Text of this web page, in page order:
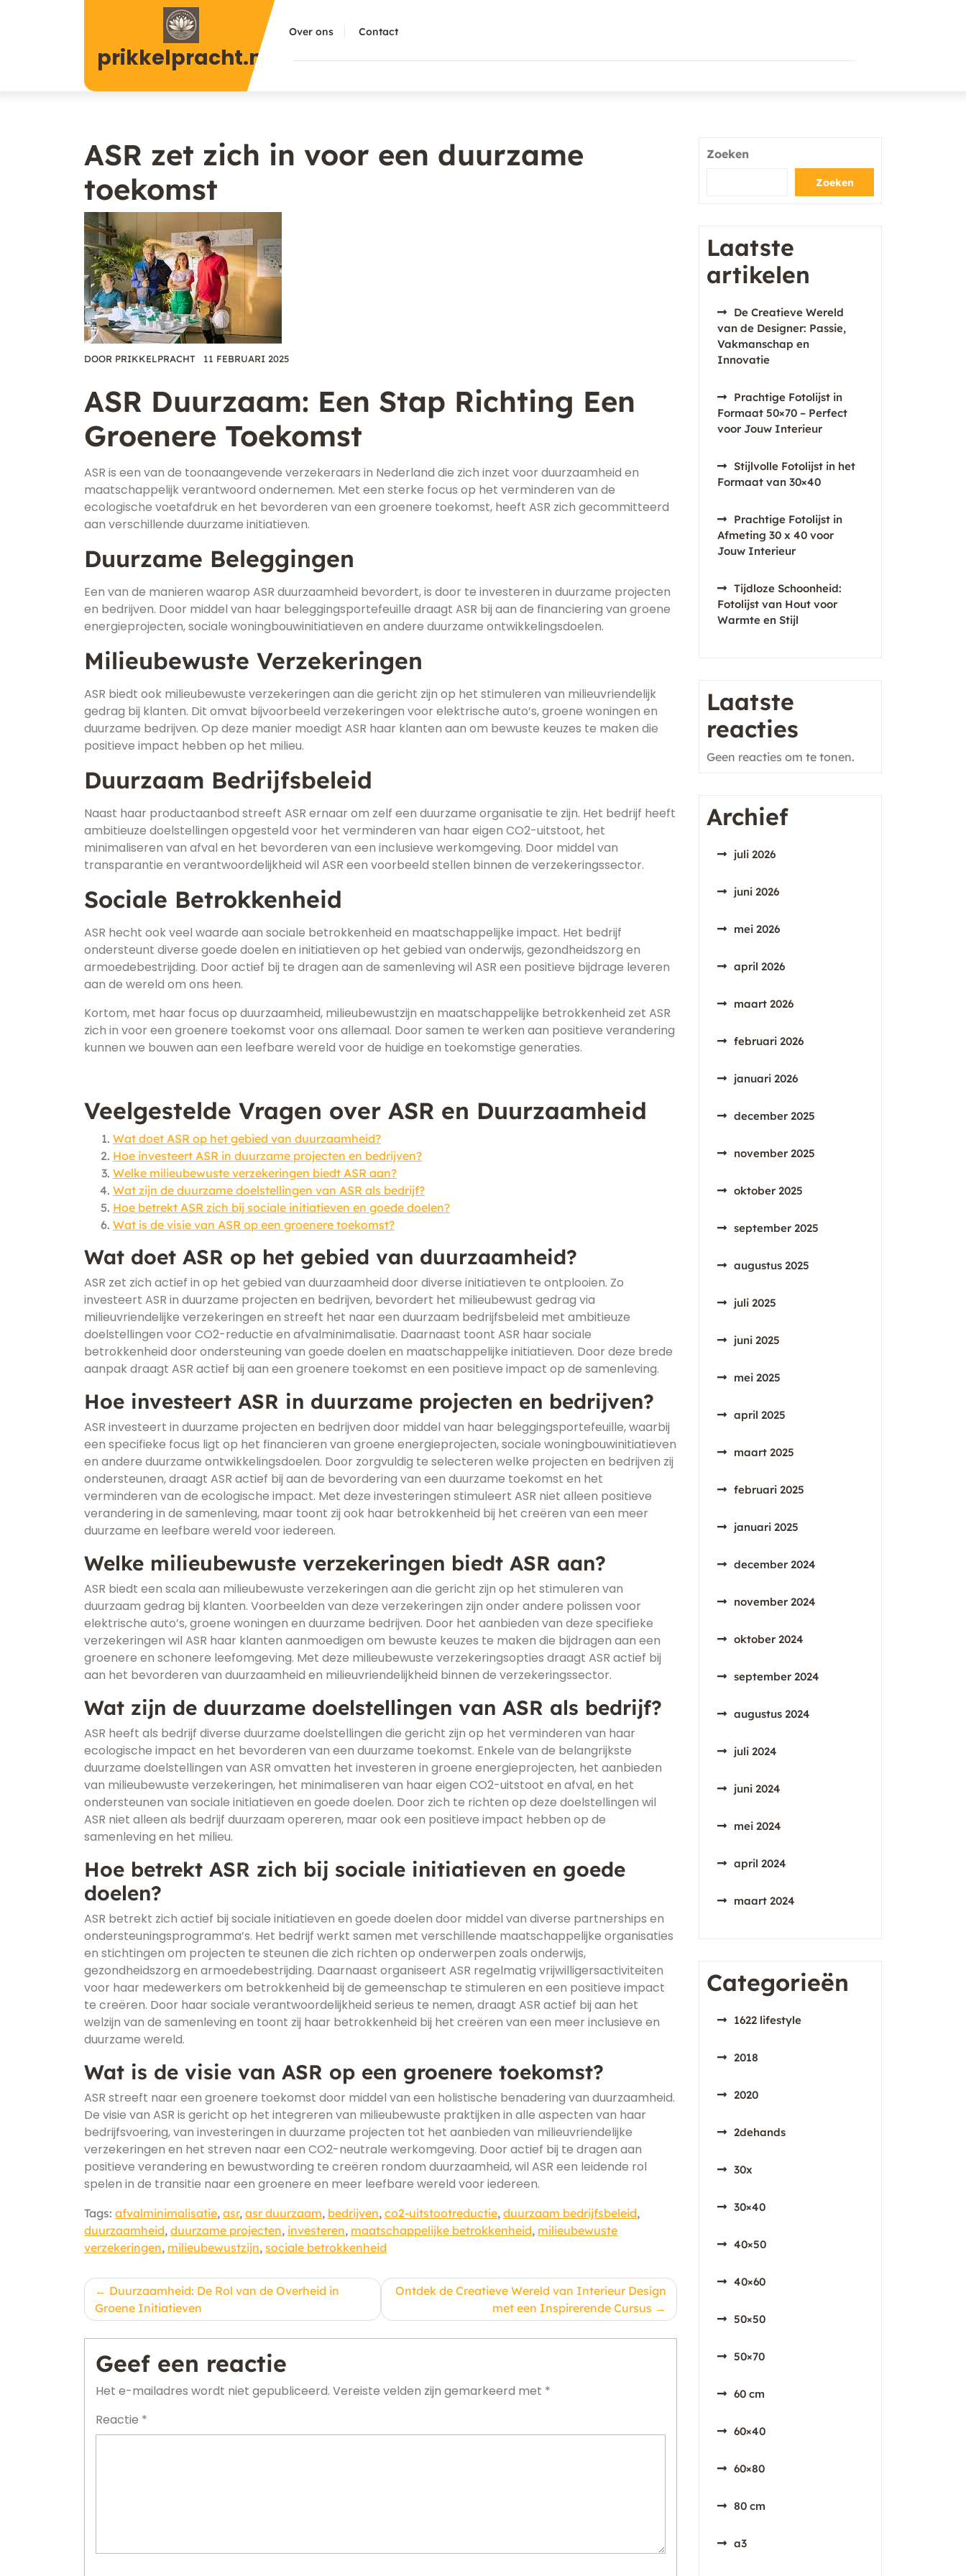
prikkelpracht.nl
Over ons Contact
ASR zet zich in voor een duurzame
toekomst
DOOR PRIKKELPRACHT 11 FEBRUARI 2025
ASR Duurzaam: Een Stap Richting Een
Groenere Toekomst
ASR is een van de toonaangevende verzekeraars in Nederland die zich inzet voor duurzaamheid en
maatschappelijk verantwoord ondernemen. Met een sterke focus op het verminderen van de
ecologische voetafdruk en het bevorderen van een groenere toekomst, heeft ASR zich gecommitteerd
aan verschillende duurzame initiatieven.
Duurzame Beleggingen
Een van de manieren waarop ASR duurzaamheid bevordert, is door te investeren in duurzame projecten
en bedrijven. Door middel van haar beleggingsportefeuille draagt ASR bij aan de financiering van groene
energieprojecten, sociale woningbouwinitiatieven en andere duurzame ontwikkelingsdoelen.
Milieubewuste Verzekeringen
ASR biedt ook milieubewuste verzekeringen aan die gericht zijn op het stimuleren van milieuvriendelijk
gedrag bij klanten. Dit omvat bijvoorbeeld verzekeringen voor elektrische auto’s, groene woningen en
duurzame bedrijven. Op deze manier moedigt ASR haar klanten aan om bewuste keuzes te maken die
positieve impact hebben op het milieu.
Duurzaam Bedrijfsbeleid
Naast haar productaanbod streeft ASR ernaar om zelf een duurzame organisatie te zijn. Het bedrijf heeft
ambitieuze doelstellingen opgesteld voor het verminderen van haar eigen CO2-uitstoot, het
minimaliseren van afval en het bevorderen van een inclusieve werkomgeving. Door middel van
transparantie en verantwoordelijkheid wil ASR een voorbeeld stellen binnen de verzekeringssector.
Sociale Betrokkenheid
ASR hecht ook veel waarde aan sociale betrokkenheid en maatschappelijke impact. Het bedrijf
ondersteunt diverse goede doelen en initiatieven op het gebied van onderwijs, gezondheidszorg en
armoedebestrijding. Door actief bij te dragen aan de samenleving wil ASR een positieve bijdrage leveren
aan de wereld om ons heen.
Kortom, met haar focus op duurzaamheid, milieubewustzijn en maatschappelijke betrokkenheid zet ASR
zich in voor een groenere toekomst voor ons allemaal. Door samen te werken aan positieve verandering
kunnen we bouwen aan een leefbare wereld voor de huidige en toekomstige generaties.
Veelgestelde Vragen over ASR en Duurzaamheid
Wat doet ASR op het gebied van duurzaamheid?
Hoe investeert ASR in duurzame projecten en bedrijven?
Welke milieubewuste verzekeringen biedt ASR aan?
Wat zijn de duurzame doelstellingen van ASR als bedrijf?
Hoe betrekt ASR zich bij sociale initiatieven en goede doelen?
Wat is de visie van ASR op een groenere toekomst?
Wat doet ASR op het gebied van duurzaamheid?
ASR zet zich actief in op het gebied van duurzaamheid door diverse initiatieven te ontplooien. Zo
investeert ASR in duurzame projecten en bedrijven, bevordert het milieubewust gedrag via
milieuvriendelijke verzekeringen en streeft het naar een duurzaam bedrijfsbeleid met ambitieuze
doelstellingen voor CO2-reductie en afvalminimalisatie. Daarnaast toont ASR haar sociale
betrokkenheid door ondersteuning van goede doelen en maatschappelijke initiatieven. Door deze brede
aanpak draagt ASR actief bij aan een groenere toekomst en een positieve impact op de samenleving.
Hoe investeert ASR in duurzame projecten en bedrijven?
ASR investeert in duurzame projecten en bedrijven door middel van haar beleggingsportefeuille, waarbij
een specifieke focus ligt op het financieren van groene energieprojecten, sociale woningbouwinitiatieven
en andere duurzame ontwikkelingsdoelen. Door zorgvuldig te selecteren welke projecten en bedrijven zij
ondersteunen, draagt ASR actief bij aan de bevordering van een duurzame toekomst en het
verminderen van de ecologische impact. Met deze investeringen stimuleert ASR niet alleen positieve
verandering in de samenleving, maar toont zij ook haar betrokkenheid bij het creëren van een meer
duurzame en leefbare wereld voor iedereen.
Welke milieubewuste verzekeringen biedt ASR aan?
ASR biedt een scala aan milieubewuste verzekeringen aan die gericht zijn op het stimuleren van
duurzaam gedrag bij klanten. Voorbeelden van deze verzekeringen zijn onder andere polissen voor
elektrische auto’s, groene woningen en duurzame bedrijven. Door het aanbieden van deze specifieke
verzekeringen wil ASR haar klanten aanmoedigen om bewuste keuzes te maken die bijdragen aan een
groenere en schonere leefomgeving. Met deze milieubewuste verzekeringsopties draagt ASR actief bij
aan het bevorderen van duurzaamheid en milieuvriendelijkheid binnen de verzekeringssector.
Wat zijn de duurzame doelstellingen van ASR als bedrijf?
ASR heeft als bedrijf diverse duurzame doelstellingen die gericht zijn op het verminderen van haar
ecologische impact en het bevorderen van een duurzame toekomst. Enkele van de belangrijkste
duurzame doelstellingen van ASR omvatten het investeren in groene energieprojecten, het aanbieden
van milieubewuste verzekeringen, het minimaliseren van haar eigen CO2-uitstoot en afval, en het
ondersteunen van sociale initiatieven en goede doelen. Door zich te richten op deze doelstellingen wil
ASR niet alleen als bedrijf duurzaam opereren, maar ook een positieve impact hebben op de
samenleving en het milieu.
Hoe betrekt ASR zich bij sociale initiatieven en goede
doelen?
ASR betrekt zich actief bij sociale initiatieven en goede doelen door middel van diverse partnerships en
ondersteuningsprogramma’s. Het bedrijf werkt samen met verschillende maatschappelijke organisaties
en stichtingen om projecten te steunen die zich richten op onderwerpen zoals onderwijs,
gezondheidszorg en armoedebestrijding. Daarnaast organiseert ASR regelmatig vrijwilligersactiviteiten
voor haar medewerkers om betrokkenheid bij de gemeenschap te stimuleren en een positieve impact
te creëren. Door haar sociale verantwoordelijkheid serieus te nemen, draagt ASR actief bij aan het
welzijn van de samenleving en toont zij haar betrokkenheid bij het creëren van een meer inclusieve en
duurzame wereld.
Wat is de visie van ASR op een groenere toekomst?
ASR streeft naar een groenere toekomst door middel van een holistische benadering van duurzaamheid.
De visie van ASR is gericht op het integreren van milieubewuste praktijken in alle aspecten van haar
bedrijfsvoering, van investeringen in duurzame projecten tot het aanbieden van milieuvriendelijke
verzekeringen en het streven naar een CO2-neutrale werkomgeving. Door actief bij te dragen aan
positieve verandering en bewustwording te creëren rondom duurzaamheid, wil ASR een leidende rol
spelen in de transitie naar een groenere en meer leefbare wereld voor iedereen.
Tags: afvalminimalisatie, asr, asr duurzaam, bedrijven, co2-uitstootreductie, duurzaam bedrijfsbeleid,
duurzaamheid, duurzame projecten, investeren, maatschappelijke betrokkenheid, milieubewuste
verzekeringen, milieubewustzijn, sociale betrokkenheid
Berichtnavigatie
Duurzaamheid: De Rol van de Overheid in
Groene Initiatieven
Ontdek de Creatieve Wereld van Interieur Design
met een Inspirerende Cursus
Geef een reactie
Het e-mailadres wordt niet gepubliceerd. Vereiste velden zijn gemarkeerd met *
Reactie *
Zoeken
Zoeken
Laatste
artikelen
De Creatieve Wereld
van de Designer: Passie,
Vakmanschap en
Innovatie
Prachtige Fotolijst in
Formaat 50×70 – Perfect
voor Jouw Interieur
Stijlvolle Fotolijst in het
Formaat van 30×40
Prachtige Fotolijst in
Afmeting 30 x 40 voor
Jouw Interieur
Tijdloze Schoonheid:
Fotolijst van Hout voor
Warmte en Stijl
Laatste
reacties
Geen reacties om te tonen.
Archief
juli 2026
juni 2026
mei 2026
april 2026
maart 2026
februari 2026
januari 2026
december 2025
november 2025
oktober 2025
september 2025
augustus 2025
juli 2025
juni 2025
mei 2025
april 2025
maart 2025
februari 2025
januari 2025
december 2024
november 2024
oktober 2024
september 2024
augustus 2024
juli 2024
juni 2024
mei 2024
april 2024
maart 2024
Categorieën
1622 lifestyle
2018
2020
2dehands
30x
30×40
40×50
40×60
50×50
50×70
60 cm
60×40
60×80
80 cm
a3